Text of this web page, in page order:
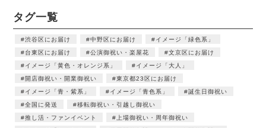
タグ一覧
渋谷区にお届け 中野区にお届け
イメージ「緑色系」
台東区にお届け
公演御祝い・楽屋花
文京区にお届け
イメージ「黄色・オレンジ系」
イメージ「大人」
開店御祝い・開業御祝い
東京都23区にお届け
イメージ「青・紫系」
イメージ「青色系」
誕生日御祝い
全国に発送
移転御祝い・引越し御祝い
推し活・ファンイベント
上場御祝い・周年御祝い